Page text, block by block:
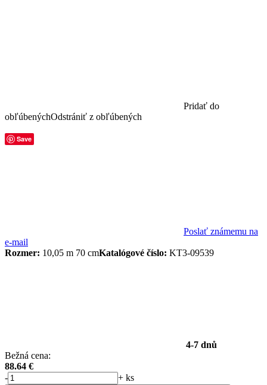
Pridať do
obľúbenýchOdstrániť z obľúbených
Save
Poslať známemu na
e-mail
Rozmer: 10,05 m 70 cmKatalógové číslo: KT3-09539
4-7 dnů
Bežná cena:
88.64 €
-
+ ks